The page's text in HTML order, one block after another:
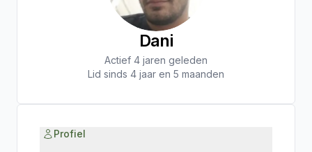
Dani
Actief 4 jaren geleden
Lid sinds 4 jaar en 5 maanden
Profiel